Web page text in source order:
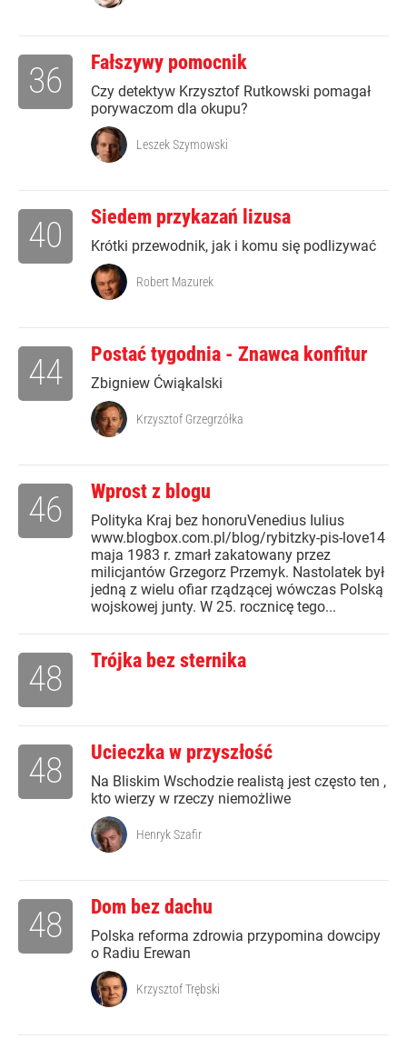
Fałszywy pomocnik
Czy detektyw Krzysztof Rutkowski pomagał
porywaczom dla okupu?
36
Leszek Szymowski
Siedem przykazań lizusa
Krótki przewodnik, jak i komu się podlizywać
40
Robert Mazurek
Postać tygodnia - Znawca konfitur
Zbigniew Ćwiąkalski
44
Krzysztof Grzegrzółka
Wprost z blogu
Polityka Kraj bez honoruVenedius Iulius
www.blogbox.com.pl/blog/rybitzky-pis-love14
maja 1983 r. zmarł zakatowany przez
milicjantów Grzegorz Przemyk. Nastolatek był
jedną z wielu ofiar rządzącej wówczas Polską
wojskowej junty. W 25. rocznicę tego...
46
Trójka bez sternika
48
Ucieczka w przyszłość
Na Bliskim Wschodzie realistą jest często ten ,
kto wierzy w rzeczy niemożliwe
48
Henryk Szafir
Dom bez dachu
Polska reforma zdrowia przypomina dowcipy
o Radiu Erewan
48
Krzysztof Trębski